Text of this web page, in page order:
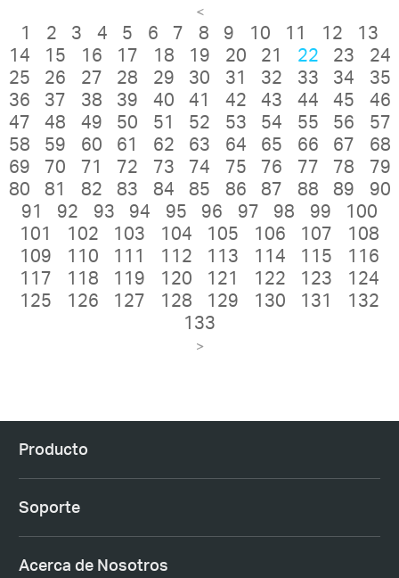
<
1 2 3 4 5 6 7 8 9 10 11 12
13
14
15 16 17 18 19 20 21 22 23
24
25
26 27 28 29 30 31 32 33 34
35
36
37 38 39 40 41 42 43 44 45
46
47
48 49 50 51 52 53 54 55 56
57
58
59 60 61 62 63 64 65 66 67
68
69
70 71 72 73 74 75 76 77 78
79
80
81 82 83 84 85 86 87 88 89
90
91
92 93 94 95 96 97 98 99
100
101
102 103 104 105 106 107
108
109
110 111 112 113 114 115
116
117
118 119 120 121 122 123
124
125
126 127 128 129 130 131
132
133
>
Producto
Soporte
Acerca de Nosotros